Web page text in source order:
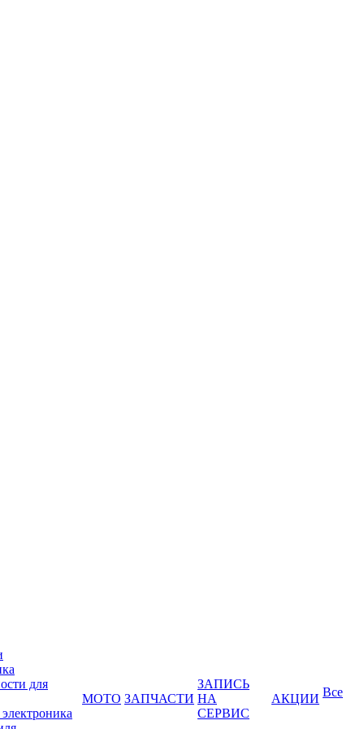
для
МОТО ЗАПЧАСТИ
ЗАПИСЬ
НА
СЕРВИС
АКЦИИ Все